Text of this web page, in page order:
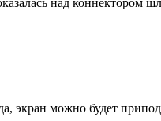
экран можно будет